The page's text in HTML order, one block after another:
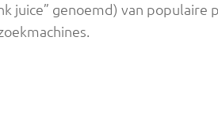
juice” genoemd) van populaire